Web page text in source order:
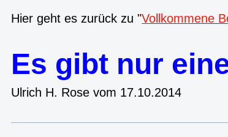
Hier geht es zurück zu "Vollkommene
Es gibt nur
Ulrich H. Rose vom 17.10.2014